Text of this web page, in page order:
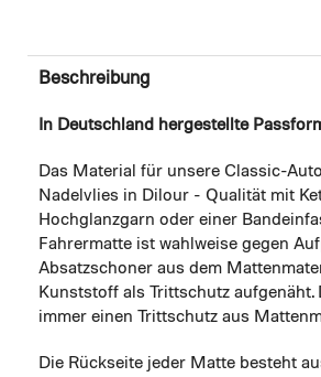
Beschreibung
In Deutschland hergestellte
Das Material für unsere Classic-
Nadelvlies in Dilour - Qualität mit
Hochglanzgarn oder einer
Fahrermatte ist wahlweise gegen
Absatzschoner aus dem
Kunststoff als Trittschutz aufgenäht.
immer einen Trittschutz aus
Die Rückseite jeder Matte besteht